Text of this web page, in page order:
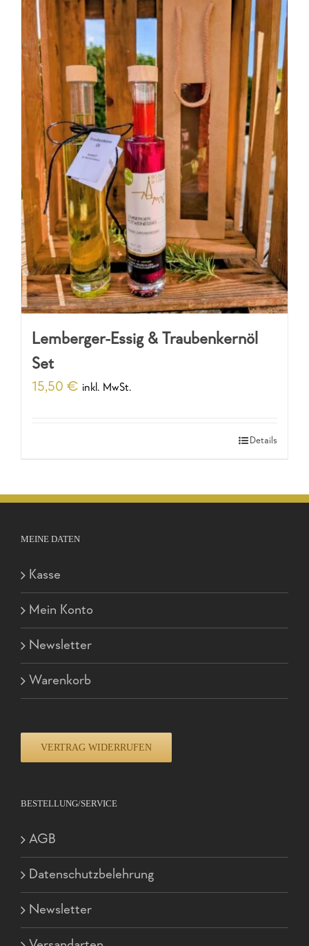
Lemberger-Essig & Traubenkernöl
Set
15,50 € inkl. MwSt.
Details
MEINE DATEN
Kasse
Mein Konto
Newsletter
Warenkorb
VERTRAG WIDERRUFEN
BESTELLUNG/SERVICE
AGB
Datenschutzbelehrung
Newsletter